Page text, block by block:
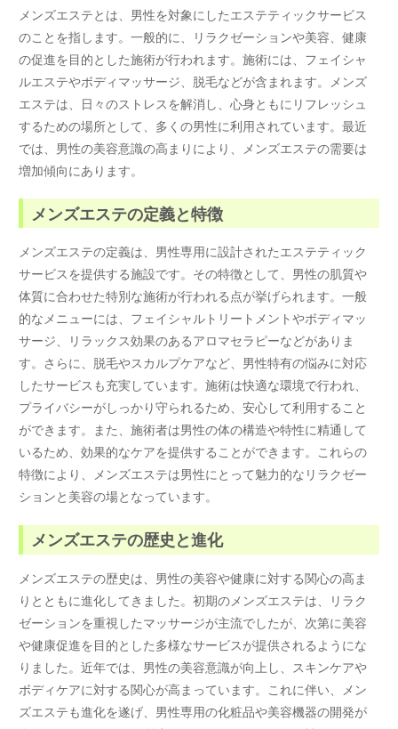
メンズエステとは、男性を対象にしたエステティックサービス
のことを指します。一般的に、リラクゼーションや美容、健康
の促進を目的とした施術が行われます。施術には、フェイシャ
ルエステやボディマッサージ、脱毛などが含まれます。メンズ
エステは、日々のストレスを解消し、心身ともにリフレッシュ
するための場所として、多くの男性に利用されています。最近
では、男性の美容意識の高まりにより、メンズエステの需要は
増加傾向にあります。
メンズエステの定義と特徴
メンズエステの定義は、男性専用に設計されたエステティック
サービスを提供する施設です。その特徴として、男性の肌質や
体質に合わせた特別な施術が行われる点が挙げられます。一般
的なメニューには、フェイシャルトリートメントやボディマッ
サージ、リラックス効果のあるアロマセラピーなどがありま
す。さらに、脱毛やスカルプケアなど、男性特有の悩みに対応
したサービスも充実しています。施術は快適な環境で行われ、
プライバシーがしっかり守られるため、安心して利用すること
ができます。また、施術者は男性の体の構造や特性に精通して
いるため、効果的なケアを提供することができます。これらの
特徴により、メンズエステは男性にとって魅力的なリラクゼー
ションと美容の場となっています。
メンズエステの歴史と進化
メンズエステの歴史は、男性の美容や健康に対する関心の高ま
りとともに進化してきました。初期のメンズエステは、リラク
ゼーションを重視したマッサージが主流でしたが、次第に美容
や健康促進を目的とした多様なサービスが提供されるようにな
りました。近年では、男性の美容意識が向上し、スキンケアや
ボディケアに対する関心が高まっています。これに伴い、メン
ズエステも進化を遂げ、男性専用の化粧品や美容機器の開発が